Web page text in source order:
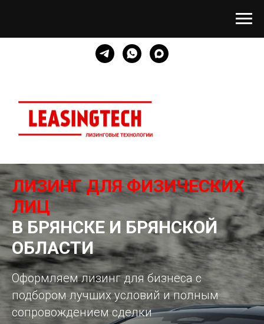
ЛИЗИНГ ДЛЯ ФИЗИЧЕСКИХ
ЛИЦ
В БРЯНСКЕ И БРЯНСКОЙ
ОБЛАСТИ
Оформляем лизинг для бизнеса с
подбором лучших условий и полным
сопровождением сделки